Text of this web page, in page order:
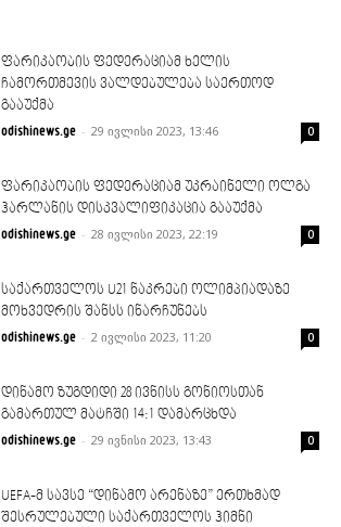
ფარიკაობის ფედერაციამ ხელის
ჩამორთმევის ვალდებულება საერთოდ
გააუქმა
odishinews.ge - 29 ივლისი 2023, 13:46 0
ფარიკაობის ფედერაციამ უკრაინელი ოლგა
ჰარლანის დისკვალიფიკაცია გააუქმა
odishinews.ge - 28 ივლისი 2023, 22:19 0
საქართველოს U21 ნაკრები ოლიმპიადაზე
მოხვედრის შანსს ინარჩუნებს
odishinews.ge - 2 ივლისი 2023, 11:20 0
დინამო ზუგდიდი 28 ივნისს გონიოსთან
გამართულ მატჩში 14:1 დამარცხდა
odishinews.ge - 29 ივნისი 2023, 13:43 0
UEFA-მ სავსე “დინამო არენაზე” ერთხმად
შესრულებული საქართველოს ჰიმნი